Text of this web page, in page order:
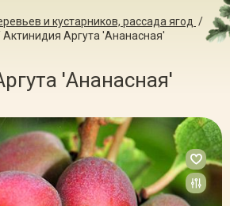
и кустарников, рассада ягод /
Актинидия Аргута 'Ананасная'
'Ананасная'